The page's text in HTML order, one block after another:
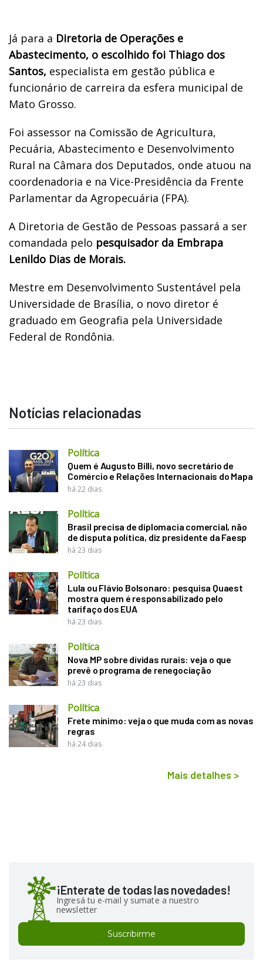
Já para a Diretoria de Operações e
Abastecimento, o escolhido foi Thiago dos
Santos, especialista em gestão pública e
funcionário de carreira da esfera municipal de
Mato Grosso.
Foi assessor na Comissão de Agricultura,
Pecuária, Abastecimento e Desenvolvimento
Rural na Câmara dos Deputados, onde atuou na
coordenadoria e na Vice-Presidência da Frente
Parlamentar da Agropecuária (FPA).
A Diretoria de Gestão de Pessoas passará a ser
comandada pelo pesquisador da Embrapa
Lenildo Dias de Morais.
Mestre em Desenvolvimento Sustentável pela
Universidade de Brasília, o novo diretor é
graduado em Geografia pela Universidade
Federal de Rondônia.
Notícias relacionadas
Política
Quem é Augusto Billi, novo secretário de
Comércio e Relações Internacionais do Mapa
há 22 dias
Política
Brasil precisa de diplomacia comercial, não
de disputa política, diz presidente da Faesp
há 23 dias
Política
Lula ou Flávio Bolsonaro: pesquisa Quaest
mostra quem é responsabilizado pelo
tarifaço dos EUA
há 23 dias
Política
Nova MP sobre dívidas rurais: veja o que
prevê o programa de renegociação
há 23 dias
Política
Frete mínimo: veja o que muda com as novas
regras
há 24 dias
Mais detalhes >
¡Enterate de todas las novedades!
Ingresá tu e-mail y sumate a nuestro
newsletter
Suscribirme